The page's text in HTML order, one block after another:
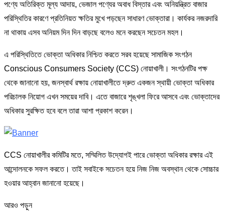
পণ্যে অতিরিক্ত মূল্য আদায়, ভেজাল পণ্যের অবাধ বিস্তার এবং অনিয়ন্ত্রিত বাজার
পরিস্থিতির কারণে প্রতিনিয়ত ক্ষতির মুখে পড়ছেন সাধারণ ভোক্তারা। কার্যকর নজরদারি
না থাকায় এসব অনিয়ম দিন দিন বাড়ছে বলেও মনে করছেন সচেতন মহল।
এ পরিস্থিতিতে ভোক্তা অধিকার নিশ্চিত করতে সরব হয়েছে সামাজিক সংগঠন
Conscious Consumers Society (CCS) নোয়াখালী। সংগঠনটির পক্ষ
থেকে জানানো হয়, জনস্বার্থ রক্ষায় নোয়াখালীতে দ্রুত একজন স্থায়ী ভোক্তা অধিকার
পরিচালক নিয়োগ এখন সময়ের দাবি। এতে বাজারে শৃঙ্খলা ফিরে আসবে এবং ভোক্তাদের
অধিকার সুরক্ষিত হবে বলে তারা আশা প্রকাশ করেন।
CCS নোয়াখালীর কমিটির মতে, সম্মিলিত উদ্যোগই পারে ভোক্তা অধিকার রক্ষার এই
আন্দোলনকে সফল করতে। তাই সবাইকে সচেতন হয়ে নিজ নিজ অবস্থান থেকে সোচ্চার
হওয়ার আহ্বান জানানো হয়েছে।
আরও পড়ুন